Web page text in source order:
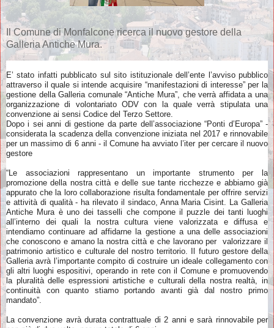
Il Comune di Monfalcone ricerca il nuovo gestore della
Galleria Antiche Mura.
E’ stato infatti pubblicato sul sito istituzionale dell’ente l’avviso pubblico
attraverso il quale si intende acquisire “manifestazioni di interesse” per la
gestione della Galleria comunale “Antiche Mura”, che verrà affidata a una
organizzazione di volontariato ODV con la quale verrà stipulata una
convenzione ai sensi Codice del Terzo Settore.
Dopo i sei anni di gestione da parte dell’associazione “Ponti d’Europa” -
considerata la scadenza della convenzione iniziata nel 2017 e rinnovabile
per un massimo di 6 anni - il Comune ha avviato l’iter per cercare il nuovo
gestore
“Le associazioni rappresentano un importante strumento per la
promozione della nostra città e delle sue tante ricchezze e abbiamo già
appurato che la loro collaborazione risulta fondamentale per offrire servizi
e attività di qualità - ha rilevato il sindaco, Anna Maria Cisint. La Galleria
Antiche Mura è uno dei tasselli che compone il puzzle dei tanti luoghi
all’interno dei quali la nostra cultura viene valorizzata e diffusa e
intendiamo continuare ad affidarne la gestione a una delle associazioni
che conoscono e amano la nostra città e che lavorano per valorizzare il
patrimonio artistico e culturale del nostro territorio. Il futuro gestore della
Galleria avrà l’importante compito di costruire un ideale collegamento con
gli altri luoghi espositivi, operando in rete con il Comune e promuovendo
la pluralità delle espressioni artistiche e culturali della nostra realtà, in
continuità con quanto stiamo portando avanti già dal nostro primo
mandato”.
La convenzione avrà durata contrattuale di 2 anni e sarà rinnovabile per